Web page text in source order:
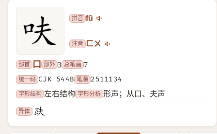
拼音 fū
注音 ㄈㄨ
部首 口 部外 3 总笔画 7
统一码 CJK 544B 笔顺 2511134
字形结构 左右结构 字形分析 形声；从口、夫声
异体